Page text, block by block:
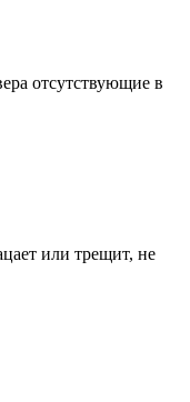
отсутствующие в
или трещит, не